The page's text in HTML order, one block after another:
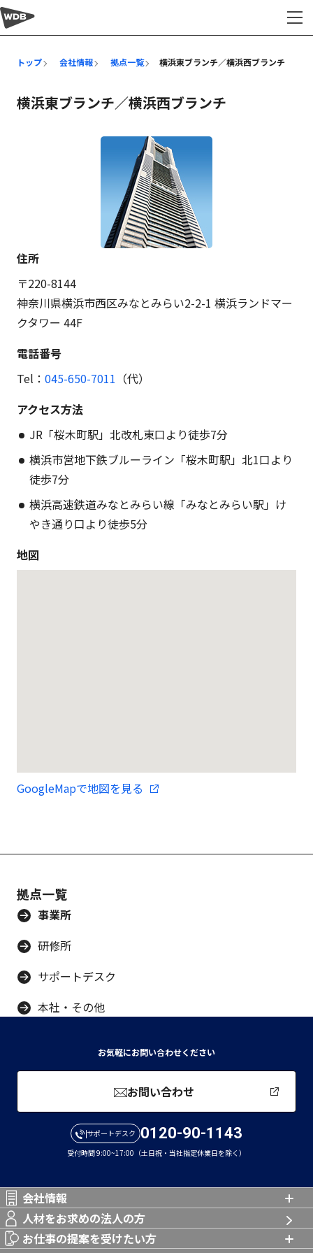
会社情報
トップ 会社情報 拠点一覧 横浜東ブランチ／横浜西ブランチ
横浜東ブランチ／横浜西ブランチ
住所
〒220-8144
神奈川県横浜市西区みなとみらい2-2-1 横浜ランドマー
クタワー 44F
電話番号
Tel： 045-650-7011 （代）
アクセス方法
JR「桜木町駅」北改札東口より徒歩7分
横浜市営地下鉄ブルーライン「桜木町駅」北1口より
徒歩7分
横浜高速鉄道みなとみらい線「みなとみらい駅」け
やき通り口より徒歩5分
地図
GoogleMapで地図を見る
拠点一覧
事業所
研修所
サポートデスク
本社・その他
お気軽にお問い合わせください
お問い合わせ
サポートデスク 0120-90-1143
受付時間 9:00~17:00（土日祝・当社指定休業日を除く）
会社情報
人材をお求めの法人の方
お仕事の提案を受けたい方